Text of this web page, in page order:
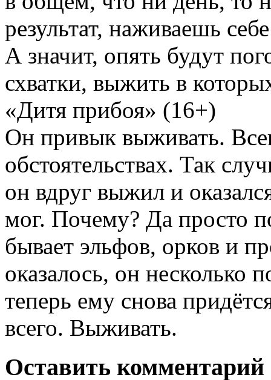
результат, наживаешь
А значит, опять будут
схватки, выжить в
«Дитя прибоя» (16+)
Он привык выживать.
обстоятельствах. Так
он вдруг выжил и
мог. Почему? Да просто
бывает эльфов, орков и
оказалось, он несколько
теперь ему снова
всего. Выживать.
Оставить комментарий